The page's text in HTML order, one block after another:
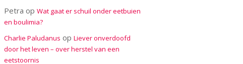
Petra op Wat gaat er schuil onder eetbuien
en boulimia?
Charlie Paludanus op Liever onverdoofd
door het leven – over herstel van een
eetstoornis